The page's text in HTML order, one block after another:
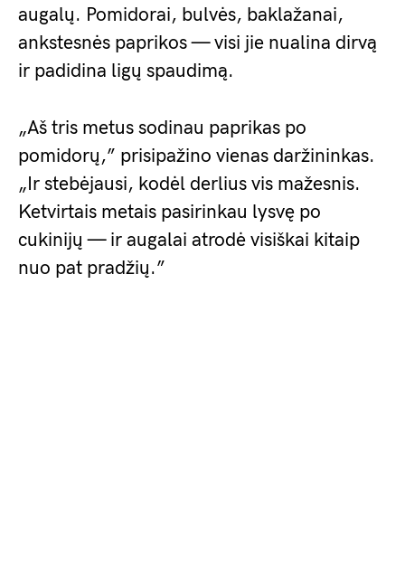
augalų. Pomidorai, bulvės, baklažanai,
ankstesnės paprikos — visi jie nualina dirvą
ir padidina ligų spaudimą.
„Aš tris metus sodinau paprikas po
pomidorų,” prisipažino vienas daržininkas.
„Ir stebėjausi, kodėl derlius vis mažesnis.
Ketvirtais metais pasirinkau lysvę po
cukinijų — ir augalai atrodė visiškai kitaip
nuo pat pradžių.”